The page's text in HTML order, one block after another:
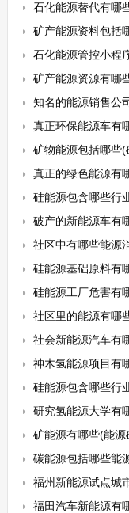
石化能源替代有哪
矿产能源资料包括
石化能源管控小程
矿产能源资源有哪
知名的能源销售公
真正环保能源车有
矿物能源包括哪些
真正的绿色能源有
硅能源包含哪些行
破产的新能源车有
社区中有哪些能源
硅能源基础原料有
硅能源工厂危害有
社区里的能源有哪
社会新能源汽车有
神木氢能源项目有
硅能源包含哪些行
研究氢能源大学有
矿能源有哪些(能
碳能源包括哪些能
福州新能源试点城
福田汽车新能源有